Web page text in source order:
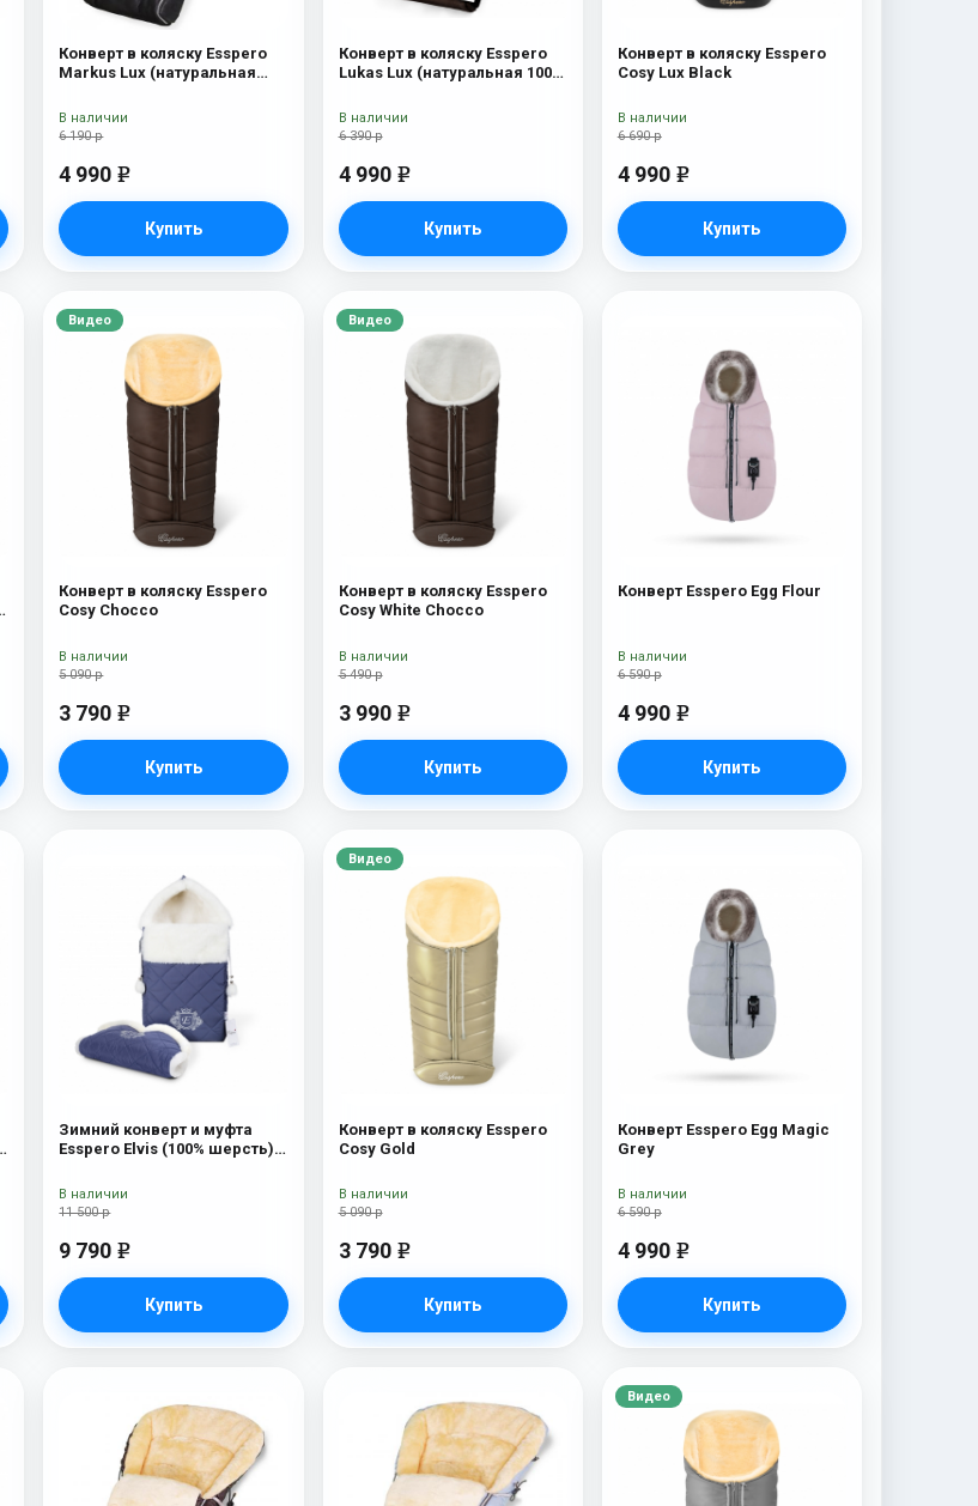
Конверт в коляску Esspero
Markus Lux (натуральная
6 190 р
4 990 e
Купить
В наличии
Конверт в коляску Esspero
Lukas Lux (натуральная 100%
6 390 р
4 990 e
Купить
В наличии
Конверт в коляску Esspero
Cosy Lux Black
6 690 р
4 990 e
Купить
В наличии
Видео
Конверт в коляску Esspero
Cosy Chocco
5 090 р
3 790 e
Купить
В наличии
Видео
Конверт в коляску Esspero
Cosy White Chocco
5 490 р
3 990 e
Купить
В наличии
Конверт Esspero Egg Flour
6 590 р
4 990 e
Купить
В наличии
Зимний конверт и муфта
Esspero Elvis (100% шерсть)
11 500 р
9 790 e
Купить
В наличии
Видео
Конверт в коляску Esspero
Cosy Gold
5 090 р
3 790 e
Купить
В наличии
Конверт Esspero Egg Magic
Grey
6 590 р
4 990 e
Купить
В наличии
Видео